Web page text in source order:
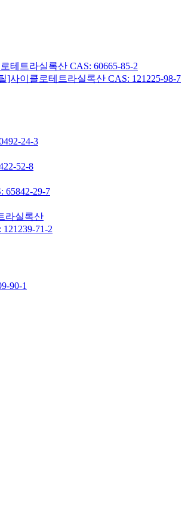
테트라실록산 CAS: 60665-85-2
]사이클로테트라실록산 CAS: 121225-98-7
24-3
52-8
65842-29-7
라실록산
71-2
90-1